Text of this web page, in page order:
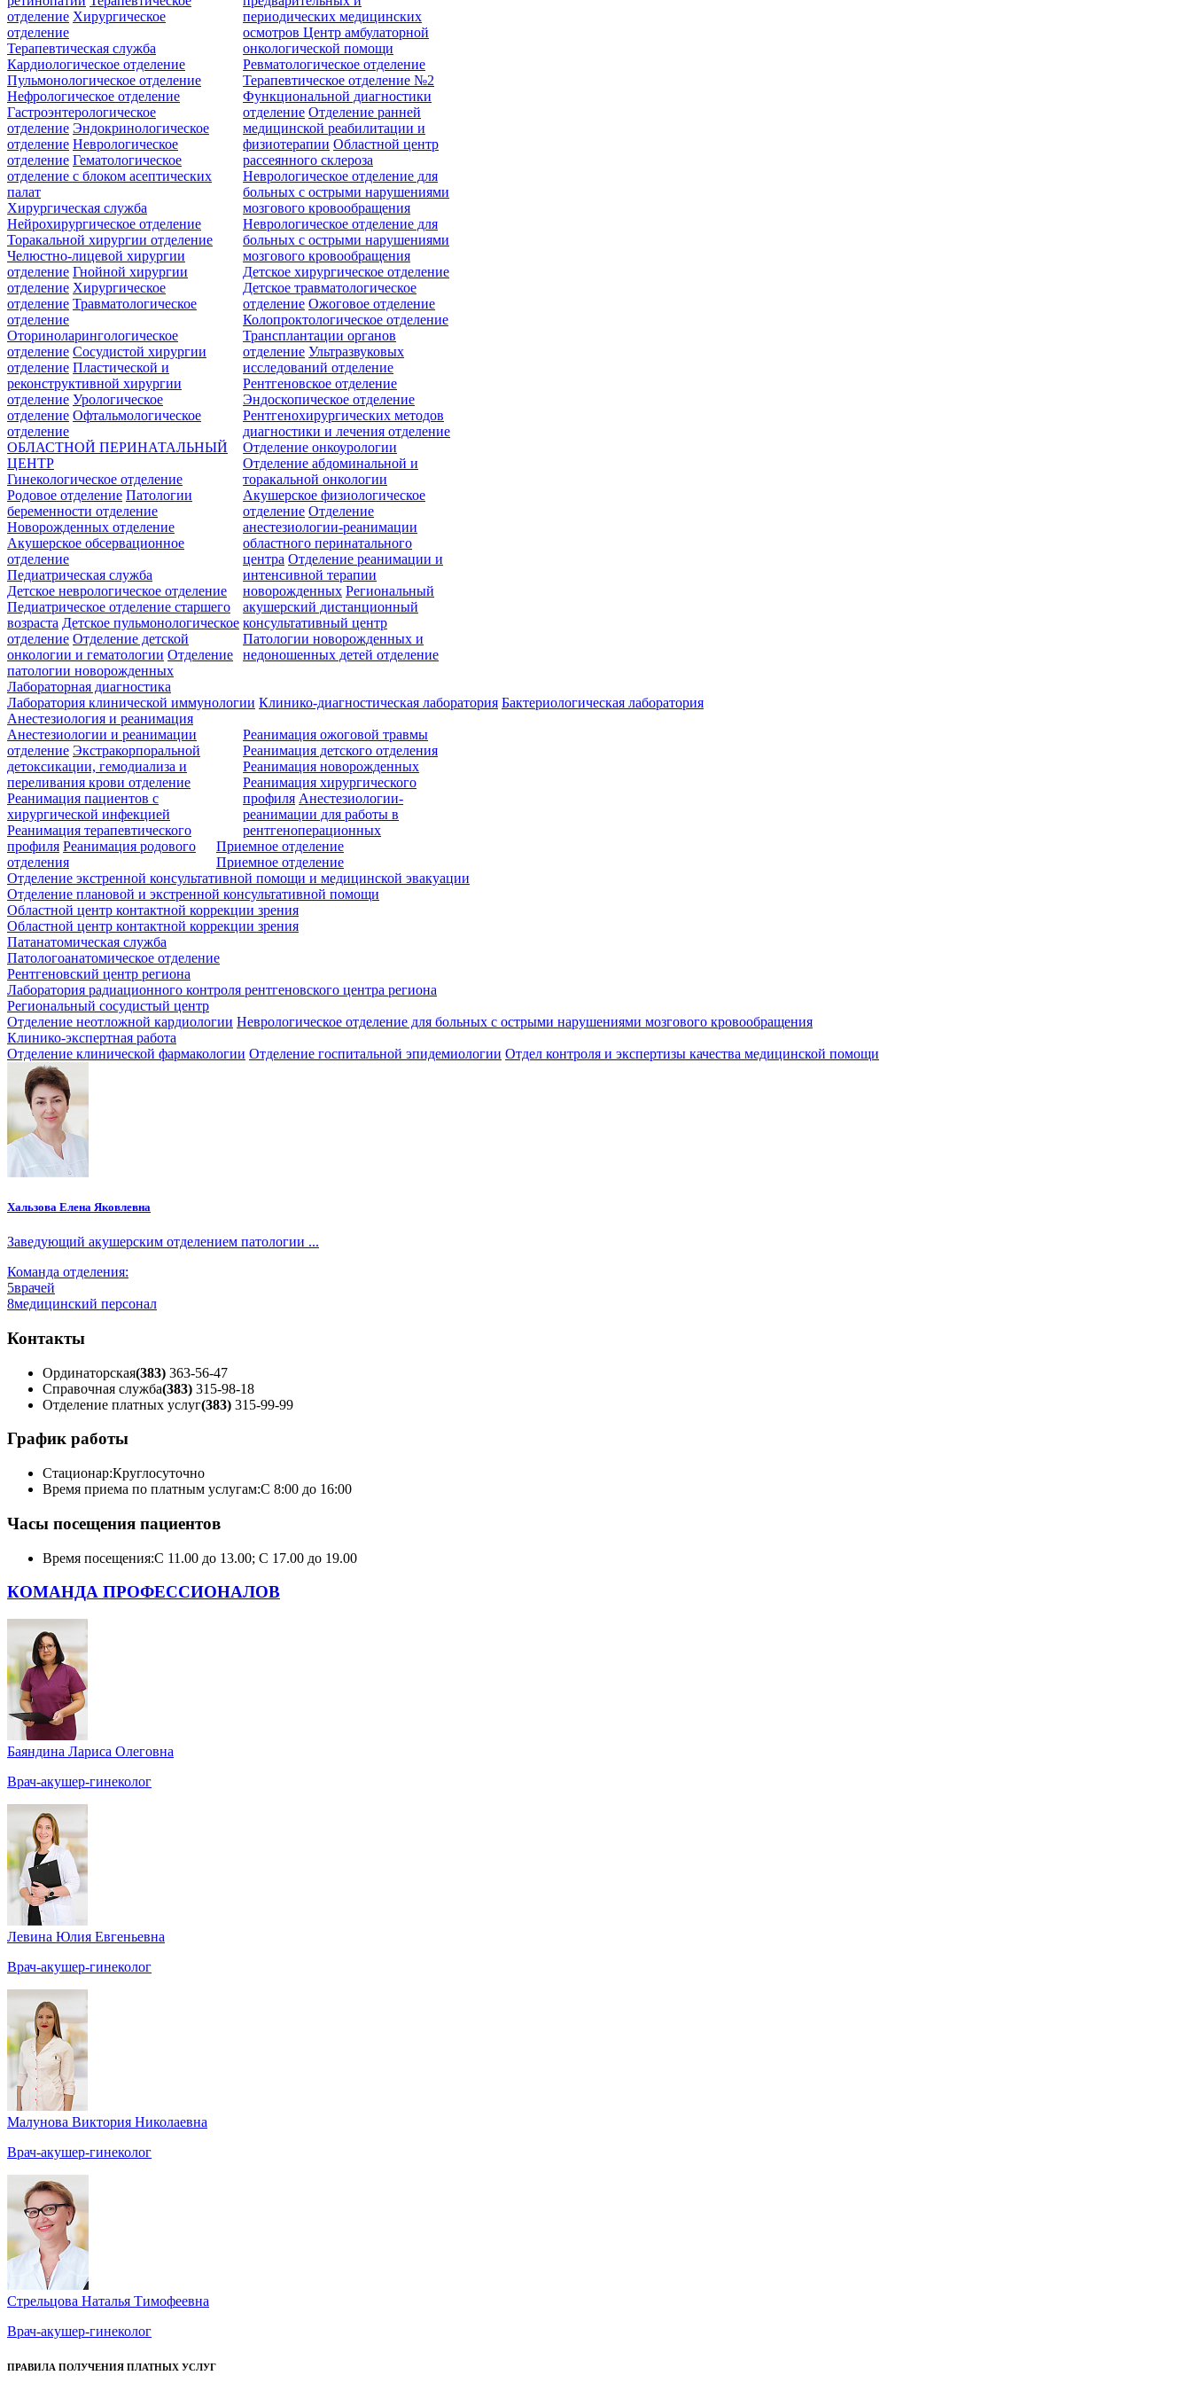
отделение Хирургическое
отделение
периодических медицинских
осмотровЦентр амбулаторной
онкологической помощи
Терапевтическая служба
Кардиологическое отделение
Пульмонологическое отделение
Нефрологическое отделение
Гастроэнтерологическое
отделение Эндокринологическое
отделение Неврологическое
отделение Гематологическое
отделение c блоком асептических
палат
Ревматологическое отделение
Терапевтическое отделение №2
Функциональной диагностики
отделение Отделение ранней
медицинской реабилитации и
физиотерапии Областной центр
рассеянного склероза
Неврологическое отделение для
больных с острыми нарушениями
мозгового кровообращения
Неврологическое отделение для
больных с острыми нарушениями
мозгового кровообращения
Хирургическая служба
Нейрохирургическое отделение
Торакальной хирургии отделение
Челюстно-лицевой хирургии
отделение Гнойной хирургии
отделение Хирургическое
отделение Травматологическое
отделение
Оториноларингологическое
отделение Сосудистой хирургии
отделение Пластической и
реконструктивной хирургии
отделение Урологическое
отделение Офтальмологическое
отделение
Детское хирургическое отделение
Детское травматологическое
отделение Ожоговое отделение
Колопроктологическое отделение
Трансплантации органов
отделение Ультразвуковых
исследований отделение
Рентгеновское отделение
Эндоскопическое отделение
Рентгенохирургических методов
диагностики и лечения отделение
Отделение онкоурологии
Отделение абдоминальной и
торакальной онкологии
ОБЛАСТНОЙ ПЕРИНАТАЛЬНЫЙ
ЦЕНТР
Гинекологическое отделение
Родовое отделение Патологии
беременности отделение
Новорожденных отделение
Акушерское обсервационное
отделение
Акушерское физиологическое
отделение Отделение
анестезиологии-реанимации
областного перинатального
центра Отделение реанимации и
интенсивной терапии
новорожденных Региональный
акушерский дистанционный
консультативный центр
Патологии новорожденных и
недоношенных детей отделение
Педиатрическая служба
Детское неврологическое отделение
Педиатрическое отделение старшего
возраста Детское пульмонологическое
отделение Отделение детской
онкологии и гематологии Отделение
патологии новорожденных
Лабораторная диагностика
Лаборатория клинической иммунологии Клинико-диагностическая лаборатория Бактериологическая лаборатория
Анестезиология и реанимация
Анестезиологии и реанимации
отделение Экстракорпоральной
детоксикации, гемодиализа и
переливания крови отделение
Реанимация пациентов с
хирургической инфекцией
Реанимация терапевтического
профиля Реанимация родового
отделения
Реанимация ожоговой травмы
Реанимация детского отделения
Реанимация новорожденных
Реанимация хирургического
профиля Анестезиологии-
реанимации для работы в
рентгеноперационных
Приемное отделение
Приемное отделение
Отделение экстренной консультативной помощи и медицинской эвакуации
Отделение плановой и экстренной консультативной помощи
Областной центр контактной коррекции зрения
Областной центр контактной коррекции зрения
Патанатомическая служба
Патологоанатомическое отделение
Рентгеновский центр региона
Лаборатория радиационного контроля рентгеновского центра региона
Региональный сосудистый центр
Отделение неотложной кардиологии Неврологическое отделение для больных с острыми нарушениями мозгового кровообращения
Клинико-экспертная работа
Отделение клинической фармакологии Отделение госпитальной эпидемиологии Отдел контроля и экспертизы качества медицинской помощи
Хальзова Елена Яковлевна
Заведующий акушерским отделением патологии ...
Команда отделения:
5врачей
8медицинский персонал
Контакты
Ординаторская(383) 363-56-47
Справочная служба(383) 315-98-18
Отделение платных услуг(383) 315-99-99
График работы
Стационар:Круглосуточно
Время приема по платным услугам:С 8:00 до 16:00
Часы посещения пациентов
Время посещения:С 11.00 до 13.00; С 17.00 до 19.00
КОМАНДА ПРОФЕССИОНАЛОВ
Баяндина Лариса Олеговна
Врач-акушер-гинеколог
Левина Юлия Евгеньевна
Врач-акушер-гинеколог
Малунова Виктория Николаевна
Врач-акушер-гинеколог
Стрельцова Наталья Тимофеевна
Врач-акушер-гинеколог
ПРАВИЛА ПОЛУЧЕНИЯ ПЛАТНЫХ УСЛУГ